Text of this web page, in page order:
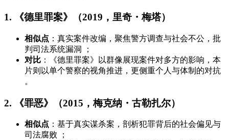
1. 《德里罪案》（2019，里奇・梅塔）
相似点 ：真实案件改编，聚焦警方调查与社会不公，批
判司法系统漏洞 ；
对比 ：《德里罪案》以群像展现案件对多方的影响，本
片则以单个警察的视角推进，更侧重个人与体制的对抗
。
2. 《罪恶》（2015，梅克纳・古勒扎尔）
相似点 ：基于真实谋杀案，剖析犯罪背后的社会偏见与
司法腐败 ；